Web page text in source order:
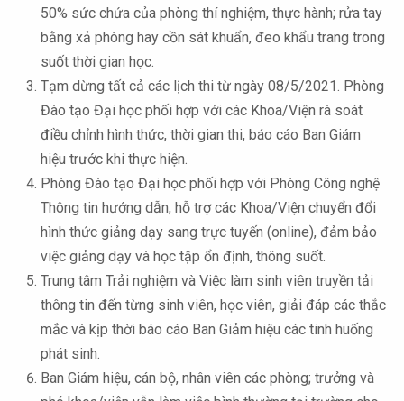
50% sức chứa của phòng thí nghiệm, thực hành; rửa tay
bằng xả phòng hay cồn sát khuẩn, đeo khẩu trang trong
suốt thời gian học.
Tạm dừng tất cả các lịch thi từ ngày 08/5/2021. Phòng
Đào tạo Đại học phối hợp với các Khoa/Viện rà soát
điều chỉnh hình thức, thời gian thi, báo cáo Ban Giám
hiệu trước khi thực hiện.
Phòng Đào tạo Đại học phối hợp với Phòng Công nghệ
Thông tin hướng dẫn, hỗ trợ các Khoa/Viện chuyển đổi
hình thức giảng dạy sang trực tuyến (online), đảm bảo
việc giảng dạy và học tập ổn định, thông suốt.
Trung tâm Trải nghiệm và Việc làm sinh viên truyền tải
thông tin đến từng sinh viên, học viên, giải đáp các thắc
mắc và kịp thời báo cáo Ban Giảm hiệu các tinh huống
phát sinh.
Ban Giám hiệu, cán bộ, nhân viên các phòng; trưởng và